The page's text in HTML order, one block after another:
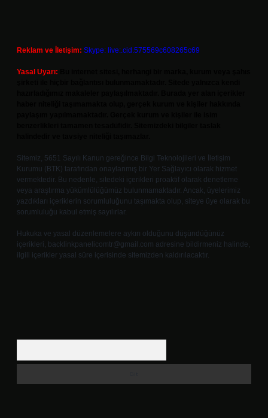
Reklam ve İletişim: Skype: live:.cid.575569c608265c69
Yasal Uyarı:
Sitemiz, 5651 Sayılı Kanun gereğince Bilgi Teknolojileri ve İletişim
Kurumu (BTK) tarafından onaylanmış bir Yer Sağlayıcı olarak hizmet
vermektedir. Bu nedenle, sitedeki içerikleri proaktif olarak denetleme
veya araştırma yükümlülüğümüz bulunmamaktadır. Ancak, üyelerimiz
yazdıkları içeriklerin sorumluluğunu taşımakta olup, siteye üye olarak bu
sorumluluğu kabul etmiş sayılırlar.
Hukuka ve yasal düzenlemelere aykırı olduğunu düşündüğünüz
içerikleri, backlinkpanelicomtr@gmail.com adresine bildirmeniz halinde,
ilgili içerikler yasal süre içerisinde sitemizden kaldırılacaktır.